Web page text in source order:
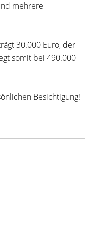
mehrere
30.000 Euro, der
somit bei 490.000
Besichtigung!